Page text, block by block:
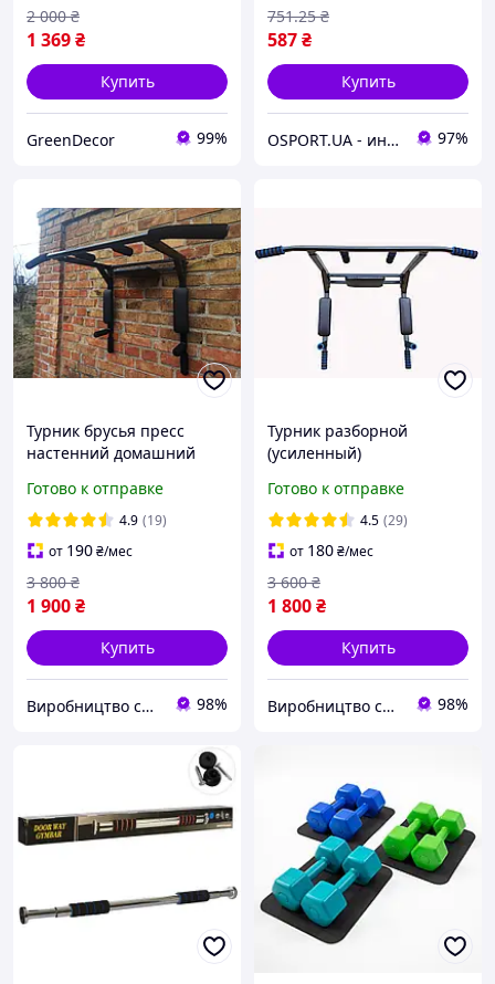
1 369₴
2 000 ₴
Купить
GreenDecor 99%
587₴
751.25 ₴
Купить
OSPORT.UA - интернет магазин спортивных товаров 97%
Турник брусья пресс
настенний домашний
для дома настенный
Готово к отправке
4.9 (19)
от 190₴/мес
1 900₴
3 800 ₴
Купить
Виробництво спортивного обладнання 98%
Турник разборной
(усиленный)
Готово к отправке
4.5 (29)
от 180₴/мес
1 800₴
3 600 ₴
Купить
Виробництво спортивного обладнання 98%